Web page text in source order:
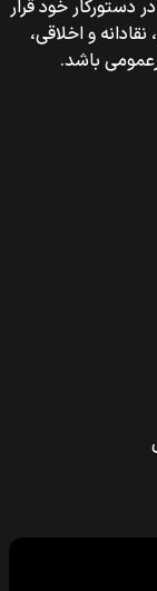
دستورکار خود قرار
و اخلاقی،
باشد.